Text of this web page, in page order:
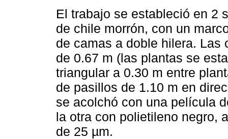
El trabajo se estableció en 2
de chile morrón, con un
de camas a doble hilera. Las
de 0.67 m (las plantas se
triangular a 0.30 m entre
de pasillos de 1.10 m en
se acolchó con una película
la otra con polietileno negro,
de 25 µm.